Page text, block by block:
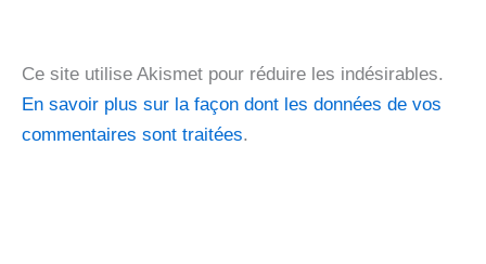
Ce site utilise Akismet pour réduire les indésirables.
En savoir plus sur la façon dont les données de vos
commentaires sont traitées.